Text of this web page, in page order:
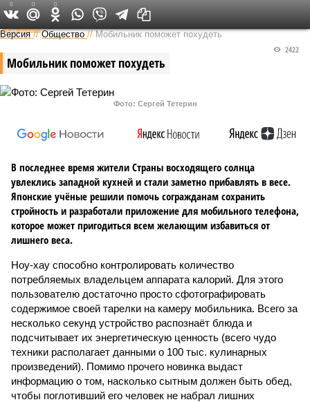
Федеральный выпуск
Версия //Общество //Мобильник поможет похудеть
Мобильник поможет похудеть
2422
Фото: Сергей Тетерин
В последнее время жители Страны восходящего солнца
увлеклись западной кухней и стали заметно прибавлять в весе.
Японские учёные решили помочь согражданам сохранить
стройность и разработали приложение для мобильного телефона,
которое может пригодиться всем желающим избавиться от
лишнего веса.
Ноу-хау способно контролировать количество
потребляемых владельцем аппарата калорий. Для этого
пользователю достаточно просто сфотографировать
содержимое своей тарелки на камеру мобильника. Всего за
несколько секунд устройство распознаёт блюда и
подсчитывает их энергетическую ценность (всего чудо
техники располагает данными о 100 тыс. кулинарных
произведений). Помимо прочего новинка выдаст
информацию о том, насколько сытным должен быть обед,
чтобы поглотивший его человек не набрал лишних
0 0 0